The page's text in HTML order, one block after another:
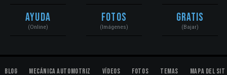
Ayuda
(Online)
Fotos
(Imágenes)
Gratis
(Bajar)
Blog Mecánica Automotriz Vídeos Fotos Temas Mapa del